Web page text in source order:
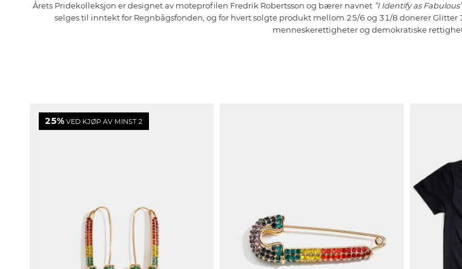
Årets Pridekolleksjon er designet av moteprofilen Fredrik Robertsson og bærer navnet ”I Identify as Fabulous”
selges til inntekt for Regnbågsfonden, og for hvert solgte produkt mellom 25/6 og 31/8 donerer
menneskerettigheter og demokratiske
25% VED KJØP AV MINST 2